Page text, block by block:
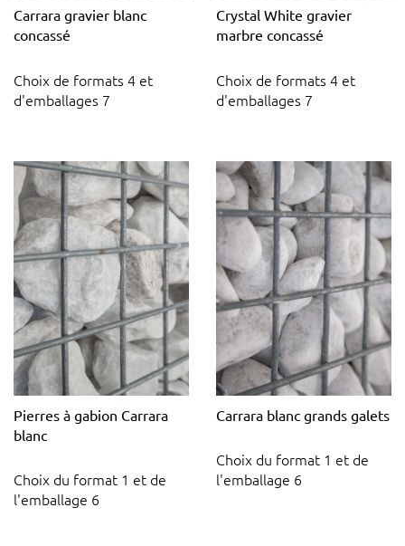
Carrara gravier blanc
concassé
Choix de formats 4 et
d'emballages 7
Crystal White gravier
marbre concassé
Choix de formats 4 et
d'emballages 7
Pierres à gabion Carrara
blanc
Choix du format 1 et de
l'emballage 6
Carrara blanc grands galets
Choix du format 1 et de
l'emballage 6